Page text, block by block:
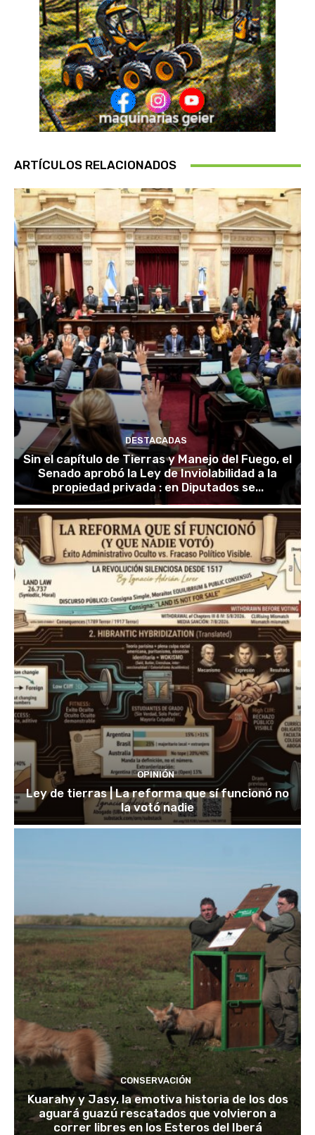
ARTÍCULOS RELACIONADOS
DESTACADAS
Sin el capítulo de Tierras y Manejo del Fuego, el
Senado aprobó la Ley de Inviolabilidad a la
propiedad privada : en Diputados se...
OPINIÓN
Ley de tierras | La reforma que sí funcionó no
la votó nadie
CONSERVACIÓN
Kuarahy y Jasy, la emotiva historia de los dos
aguará guazú rescatados que volvieron a
correr libres en los Esteros del Iberá